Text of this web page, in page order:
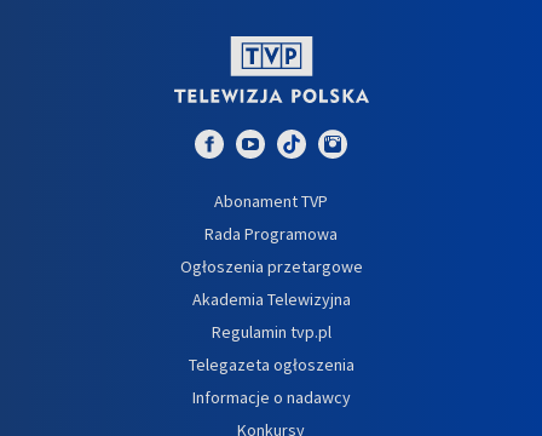
Abonament TVP
Rada Programowa
Ogłoszenia przetargowe
Akademia Telewizyjna
Regulamin tvp.pl
Telegazeta ogłoszenia
Informacje o nadawcy
Konkursy